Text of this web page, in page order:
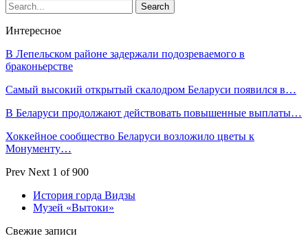
Интересное
В Лепельском районе задержали подозреваемого в
браконьерстве
Самый высокий открытый скалодром Беларуси появился в…
В Беларуси продолжают действовать повышенные выплаты…
Хоккейное сообщество Беларуси возложило цветы к
Монументу…
Prev Next 1 of 900
История горда Видзы
Музей «Вытоки»
Свежие записи